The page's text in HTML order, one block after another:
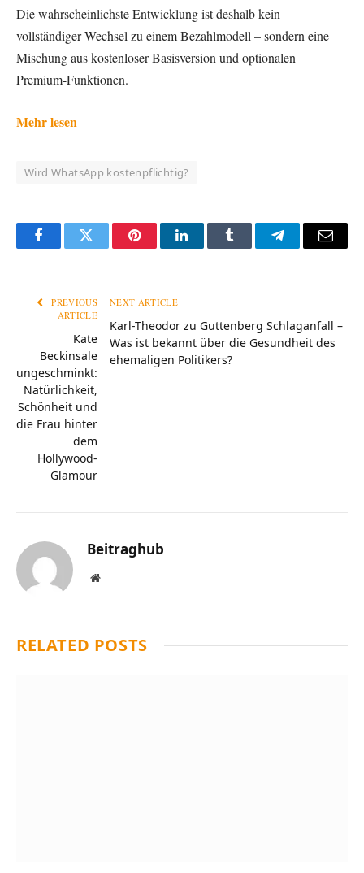
Die wahrscheinlichste Entwicklung ist deshalb kein
vollständiger Wechsel zu einem Bezahlmodell – sondern eine
Mischung aus kostenloser Basisversion und optionalen
Premium-Funktionen.
Mehr lesen
Wird WhatsApp kostenpflichtig?
FacebookTwitter PinterestLinkedInTumblr TelegramEmail
PREVIOUS
ARTICLE
Kate
Beckinsale
ungeschminkt:
Natürlichkeit,
Schönheit und
die Frau hinter
dem
Hollywood-
Glamour
NEXT ARTICLE
Karl-Theodor zu Guttenberg Schlaganfall –
Was ist bekannt über die Gesundheit des
ehemaligen Politikers?
Beitraghub
Website
RELATED POSTS